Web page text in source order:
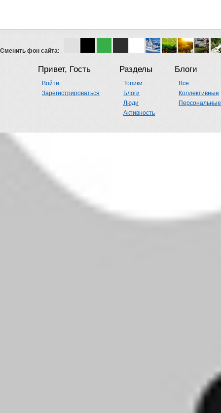
Сменить фон сайта:
Привет, Гость
Войти
Зарегистрироваться
Разделы
Топики
Блоги
Люди
Активность
Блоги
Все
Коллективные
Персональные